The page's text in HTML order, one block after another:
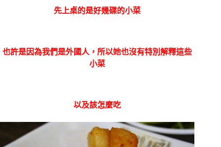
先上桌的是好幾碟的小菜
也許是因為我們是外國人，所以她也沒有特別解釋這些
小菜
以及該怎麼吃